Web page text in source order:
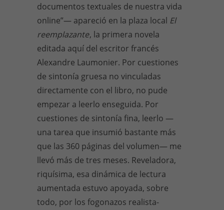
documentos textuales de nuestra vida
online”— apareció en la plaza local El
reemplazante, la primera novela
editada aquí del escritor francés
Alexandre Laumonier. Por cuestiones
de sintonía gruesa no vinculadas
directamente con el libro, no pude
empezar a leerlo enseguida. Por
cuestiones de sintonía fina, leerlo —
una tarea que insumió bastante más
que las 360 páginas del volumen— me
llevó más de tres meses. Reveladora,
riquísima, esa dinámica de lectura
aumentada estuvo apoyada, sobre
todo, por los fogonazos realista-